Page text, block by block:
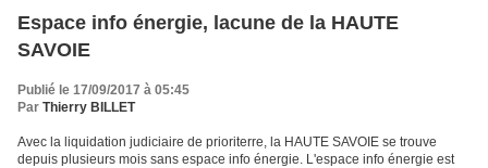
Espace info énergie, lacune de la HAUTE
SAVOIE
Publié le 17/09/2017 à 05:45
Par Thierry BILLET
Avec la liquidation judiciaire de prioriterre, la HAUTE SAVOIE se trouve
depuis plusieurs mois sans espace info énergie. L'espace info énergie est